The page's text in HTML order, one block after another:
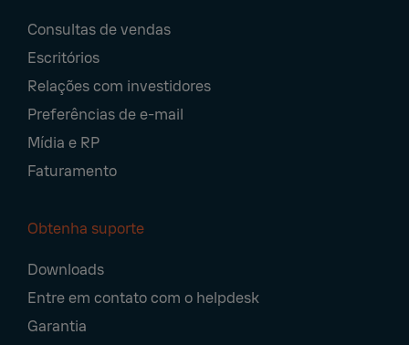
Navigation
Consultas de vendas
Escritórios
Relações com investidores
Preferências de e-mail
Mídia e RP
Faturamento
Obtenha suporte
Downloads
Entre em contato com o helpdesk
Garantia